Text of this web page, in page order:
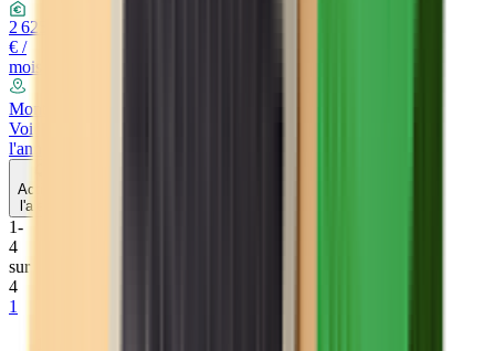
2 625
€ /
mois
Montpellier
Voir
l'annonce
Activer
l'alerte
1-
4
sur
4
1